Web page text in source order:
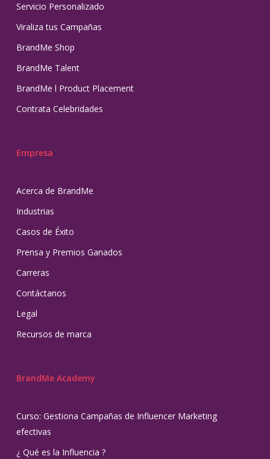
Servicio Personalizado
Viraliza tus Campañas
BrandMe Shop
BrandMe Talent
BrandMe l Product Placement
Contrata Celebridades
Empresa
Acerca de BrandMe
Industrias
Casos de Éxito
Prensa y Premios Ganados
Carreras
Contáctanos
Legal
Recursos de marca
BrandMe Academy
Curso: Gestiona Campañas de Influencer Marketing
efectivas
¿ Qué es la Influencia ?